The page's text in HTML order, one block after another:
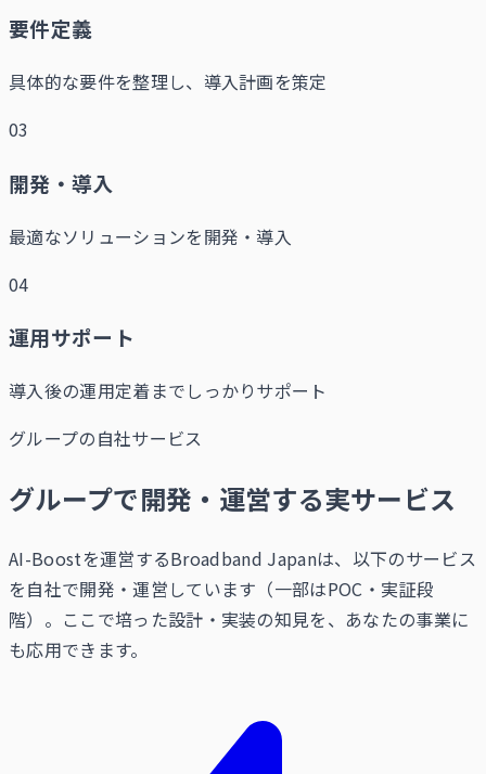
要件定義
具体的な要件を整理し、導入計画を策定
03
開発・導入
最適なソリューションを開発・導入
04
運用サポート
導入後の運用定着までしっかりサポート
グループの自社サービス
グループで開発・運営する実サービス
AI-Boostを運営するBroadband Japanは、以下のサービス
を自社で開発・運営しています（一部はPOC・実証段
階）。ここで培った設計・実装の知見を、あなたの事業に
も応用できます。